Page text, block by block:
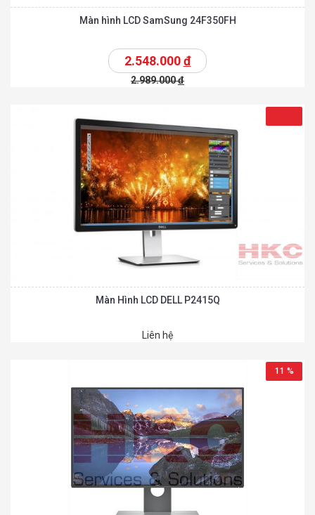
Màn hình LCD SamSung 24F350FH
2.548.000đ
2.989.000đ
Màn Hình LCD DELL P2415Q
Liên hệ
11 %